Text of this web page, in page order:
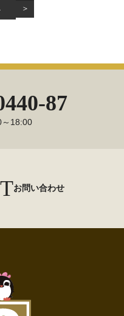
＞
87
～18:00
お問い合わせ